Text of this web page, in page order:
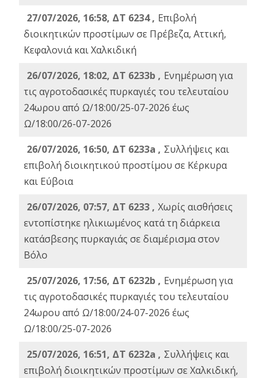
27/07/2026, 16:58, ΔΤ 6234 , Eπιβολή
διοικητικών προστίμων σε Πρέβεζα, Αττική,
Κεφαλονιά και Χαλκιδική
26/07/2026, 18:02, ΔΤ 6233b , Ενημέρωση για
τις αγροτοδασικές πυρκαγιές του τελευταίου
24ωρου από Ω/18:00/25-07-2026 έως
Ω/18:00/26-07-2026
26/07/2026, 16:50, ΔΤ 6233a , Συλλήψεις και
επιβολή διοικητικού προστίμου σε Κέρκυρα
και Εύβοια
26/07/2026, 07:57, ΔΤ 6233 , Χωρίς αισθήσεις
εντοπίστηκε ηλικιωμένος κατά τη διάρκεια
κατάσβεσης πυρκαγιάς σε διαμέρισμα στον
Βόλο
25/07/2026, 17:56, ΔΤ 6232b , Ενημέρωση για
τις αγροτοδασικές πυρκαγιές του τελευταίου
24ωρου από Ω/18:00/24-07-2026 έως
Ω/18:00/25-07-2026
25/07/2026, 16:51, ΔΤ 6232a , Συλλήψεις και
επιβολή διοικητικών προστίμων σε Χαλκιδική,